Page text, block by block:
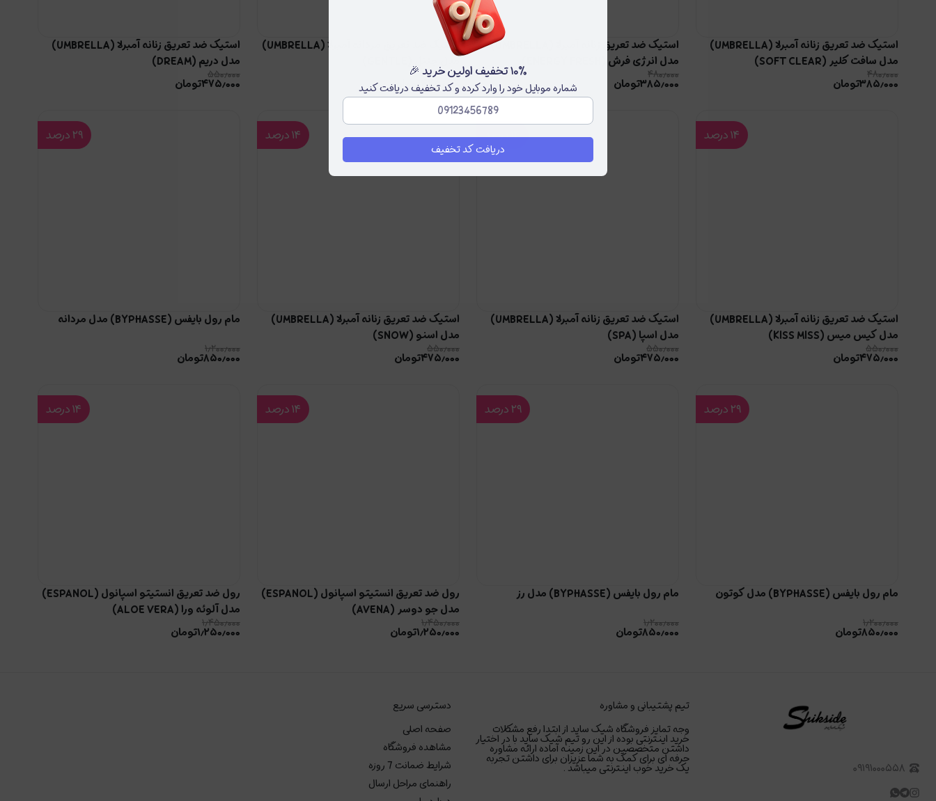
استیک ضد تعریق زنانه آمبرلا (UMBRELLA)
مدل سافت کلیر (SOFT CLEAR)
۴۸۰٫۰۰۰
۳۸۵٫۰۰۰تومان
استیک ضد تعریق زنانه آمبرلا (UMBRELLA)
مدل انرژی فرش (ENERGY FRESH)
۴۸۰٫۰۰۰
۳۸۵٫۰۰۰تومان
استیک ضد تعریق مردانه آمبرلا (UMBRELLA)
مدل جنتل (GENTLE)
۵۵۰٫۰۰۰
۴۷۵٫۰۰۰تومان
استیک ضد تعریق زنانه آمبرلا (UMBRELLA)
مدل دریم (DREAM)
۵۵۰٫۰۰۰
۴۷۵٫۰۰۰تومان
۱۴درصد
استیک ضد تعریق زنانه آمبرلا (UMBRELLA)
مدل کیس میس (KISS MISS)
۵۵۰٫۰۰۰
۴۷۵٫۰۰۰تومان
۱۴درصد
استیک ضد تعریق زنانه آمبرلا (UMBRELLA)
مدل اسپا (SPA)
۵۵۰٫۰۰۰
۴۷۵٫۰۰۰تومان
۱۴درصد
استیک ضد تعریق زنانه آمبرلا (UMBRELLA)
مدل اسنو (SNOW)
۵۵۰٫۰۰۰
۴۷۵٫۰۰۰تومان
۲۹درصد
مام رول بایفس (BYPHASSE) مدل مردانه
۱٫۲۰۰٫۰۰۰
۸۵۰٫۰۰۰تومان
۲۹درصد
مام رول بایفس (BYPHASSE) مدل کوتون
۱٫۲۰۰٫۰۰۰
۸۵۰٫۰۰۰تومان
۲۹درصد
مام رول بایفس (BYPHASSE) مدل رز
۱٫۲۰۰٫۰۰۰
۸۵۰٫۰۰۰تومان
۱۴درصد
رول ضد تعریق انستیتو اسپانول (ESPANOL)
مدل جو دوسر (AVENA)
۱٫۴۵۰٫۰۰۰
۱٫۲۵۰٫۰۰۰تومان
۱۴درصد
رول ضد تعریق انستیتو اسپانول (ESPANOL)
مدل آلوئه ورا (ALOE VERA)
۱٫۴۵۰٫۰۰۰
۱٫۲۵۰٫۰۰۰تومان
۰۹۱۹۱۰۰۰۵۵۸
تیم پشتیبانی و مشاوره
وجه تمایز فروشگاه شیک ساید از ابتدا رفع مشکلات
خرید اینترنتی بوده از این رو تیم شیک ساید با در اختیار
داشتن متخصصین در این زمینه آماده ارائه مشاوره
حرفه ای برای کمک به شما عزیزان برای داشتن تجربه
یک خرید خوب اینترنتی میباشد .
دسترسی سریع
صفحه اصلی
مشاهده فروشگاه
شرایط ضمانت 7 روزه
راهنمای مراحل ارسال
۱۰٪ تخفیف اولین خرید 🎉
شماره موبایل خود را وارد کرده و کد تخفیف دریافت کنید
دریافت کد تخفیف